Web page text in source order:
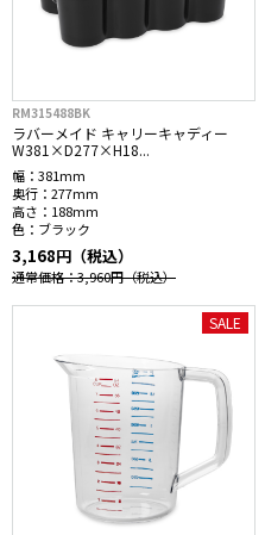
RM315488BK
ラバーメイド キャリーキャディー
W381×D277×H18...
幅： 381mm
奥行： 277mm
高さ： 188mm
色： ブラック
3,168円（税込）
通常価格：3,960円（税込）
SALE